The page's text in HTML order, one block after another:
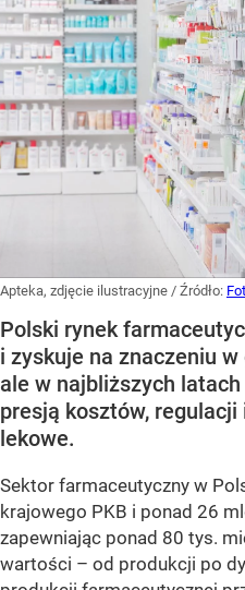
Apteka, zdjęcie ilustracyjne / Źródło:
Polski rynek
i zyskuje na znaczeniu w
ale w najbliższych
presją kosztów,
lekowe.
Sektor farmaceutyczny w
krajowego PKB i ponad 26
zapewniając ponad 80 tys.
wartości – od produkcji po